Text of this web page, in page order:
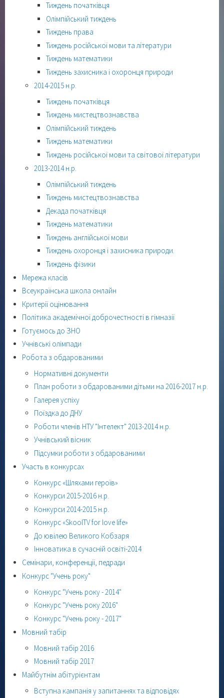
Тиждень початківця
Олімпійський тиждень
Тиждень права
Тиждень російської мови та літератури
Тиждень математики
Тиждень захисника і охоронця природи
2014-2015 н.р.
Тиждень початківця
Тиждень мистецтвознавства
Олімпійський тиждень
Тиждень математики
Тиждень російської мови та світової літератури
2013-2014 н.р.
Олімпійський тиждень
Тиждень мистецтвознавства
Декада початківця
Тиждень математики
Тиждень англійської мови
Тиждень охоронця і захисника природи.
Тиждень фізики
Мережа класів
Всеукраїнська школа онлайн
Критерії оцінювання
Політика академічної доброчестності в гімназії
Готуємось до ЗНО
Учнівські олімпади
Робота з обдарованими
Нормативні документи
План роботи з обдарованими дітьми на 2016-2017 н.р.
Галерея успіху
Поїздка до ДНУ
Роботи членів НТУ "Інтелект" 2013-2014 н.р.
Учнівський вісник
Підсумки роботи з обдарованими
Участь в конкурсах
Конкурс «Шляхами героїв»
Конкурси 2015-2016 н.р.
Конкурси 2014-2015 н.р.
Конкурс «SkoolTV for love life»
До ювілею Великого Кобзаря
Інноватика в сучасній освіті-2014
Семінари, конференції, педради
Конкурс "Учень року"
Конкурс "Учень року - 2014"
Конкурс "Учень року 2016"
Конкурс "Учень року - 2017"
Мовний табір
Мовний табір 2016
Мовний табір 2017
Майбутнім абітурієнтам
Вступна кампанія у запитаннях та відповідях